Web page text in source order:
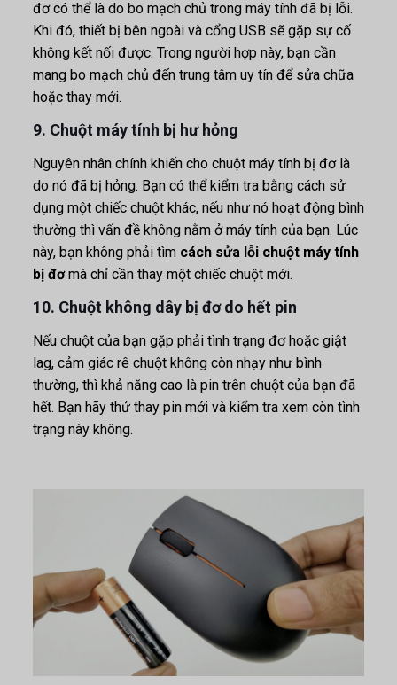
đơ có thể là do bo mạch chủ trong máy tính đã bị lỗi.
Khi đó, thiết bị bên ngoài và cổng USB sẽ gặp sự cố
không kết nối được. Trong người hợp này, bạn cần
mang bo mạch chủ đến trung tâm uy tín để sửa chữa
hoặc thay mới.
9. Chuột máy tính bị hư hỏng
Nguyên nhân chính khiến cho chuột máy tính bị đơ là
do nó đã bị hỏng. Bạn có thể kiểm tra bằng cách sử
dụng một chiếc chuột khác, nếu như nó hoạt động bình
thường thì vấn đề không nằm ở máy tính của bạn. Lúc
này, bạn không phải tìm cách sửa lỗi chuột máy tính
bị đơmà chỉ cần thay một chiếc chuột mới.
10. Chuột không dây bị đơ do hết pin
Nếu chuột của bạn gặp phải tình trạng đơ hoặc giật
lag, cảm giác rê chuột không còn nhạy như bình
thường, thì khả năng cao là pin trên chuột của bạn đã
hết. Bạn hãy thử thay pin mới và kiểm tra xem còn tình
trạng này không.